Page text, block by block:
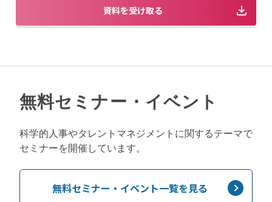
資料を受け取る
無料セミナー・イベント
科学的人事やタレントマネジメントに関するテーマで
セミナーを開催しています。
無料セミナー・イベント一覧を見る